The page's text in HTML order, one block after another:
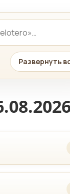
Развернуть